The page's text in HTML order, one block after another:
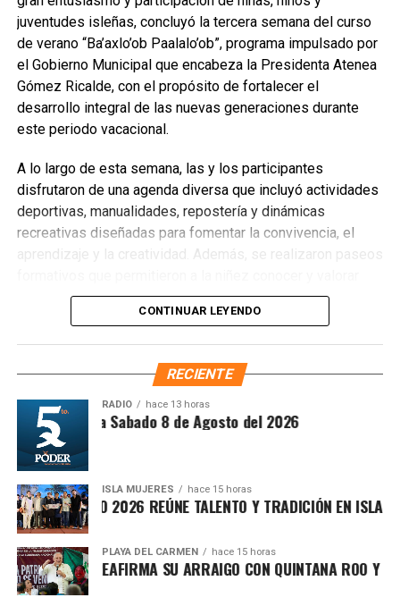
tradiciones y promover el valor de su gastronomía como
parte esencial de su identidad.
Fuente: 5to Poder Agencia de Noticias
Recibe las noticias al instante
Quinto Poder
importantes de Quintana Roo directamente
en tu teléfono.
Unirme al canal de WhatsApp
juventudes isleñas, concluyó la tercera semana del curso
de verano “Ba’axlo’ob Paalalo’ob”, programa impulsado por
el Gobierno Municipal que encabeza la Presidenta Atenea
Gómez Ricalde, con el propósito de fortalecer el
desarrollo integral de las nuevas generaciones durante
este periodo vacacional.
A lo largo de esta semana, las y los participantes
disfrutaron de una agenda diversa que incluyó actividades
deportivas, manualidades, repostería y dinámicas
recreativas diseñadas para fomentar la convivencia, el
aprendizaje y la creatividad. Además, se realizaron paseos
espacios emblemáticos del municipio, reforzando su
sentido de identidad y pertenencia.
CONTINUAR LEYENDO
RECIENTE
RADIO hace 13 horas
Matutina Sabado 8 de Agosto del 2026
ISLA MUJERES hace 15 horas
ISLEÑO 2026 REÚNE TALENTO Y TRADICIÓN EN ISLA
PLAYA DEL CARMEN hace 15 horas
MARÍN REAFIRMA SU ARRAIGO CON QUINTANA ROO Y